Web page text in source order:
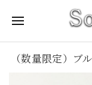
（数量限定）